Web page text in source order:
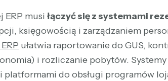
ERP musiłączyć się z systemami
księgowością i zarządzaniem
ułatwia raportowanie do GUS,
i rozliczanie pobytów.
i platformami do obsługi programów